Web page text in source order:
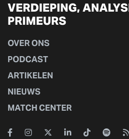
VERDIEPING,
PRIMEURS
OVER ONS
PODCAST
ARTIKELEN
NIEUWS
MATCH CENTER